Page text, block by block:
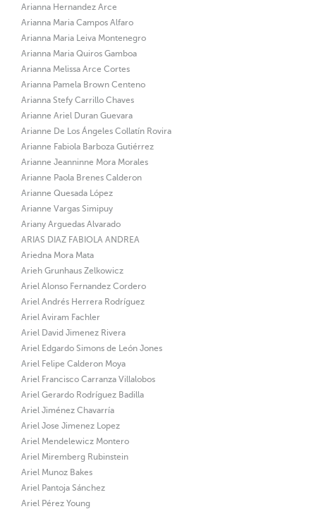
Arianna Hernandez Arce
Arianna Maria Campos Alfaro
Arianna Maria Leiva Montenegro
Arianna Maria Quiros Gamboa
Arianna Melissa Arce Cortes
Arianna Pamela Brown Centeno
Arianna Stefy Carrillo Chaves
Arianne Ariel Duran Guevara
Arianne De Los Ángeles Collatín Rovira
Arianne Fabiola Barboza Gutiérrez
Arianne Jeanninne Mora Morales
Arianne Paola Brenes Calderon
Arianne Quesada López
Arianne Vargas Simipuy
Ariany Arguedas Alvarado
ARIAS DIAZ FABIOLA ANDREA
Ariedna Mora Mata
Arieh Grunhaus Zelkowicz
Ariel Alonso Fernandez Cordero
Ariel Andrés Herrera Rodríguez
Ariel Aviram Fachler
Ariel David Jimenez Rivera
Ariel Edgardo Simons de León Jones
Ariel Felipe Calderon Moya
Ariel Francisco Carranza Villalobos
Ariel Gerardo Rodríguez Badilla
Ariel Jiménez Chavarría
Ariel Jose Jimenez Lopez
Ariel Mendelewicz Montero
Ariel Miremberg Rubinstein
Ariel Munoz Bakes
Ariel Pantoja Sánchez
Ariel Pérez Young